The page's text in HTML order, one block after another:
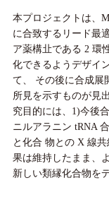
本プロジェクトは、
に合致するリード最
ア薬構㐀である 2 環
化できるようデザイ
て、 その後に合成展
所見を示すものが見
究目的には、1)今後
ニルアラニン tRNA
と化合 物との X 線
果は維持したまま、
新しい類縁化合物を